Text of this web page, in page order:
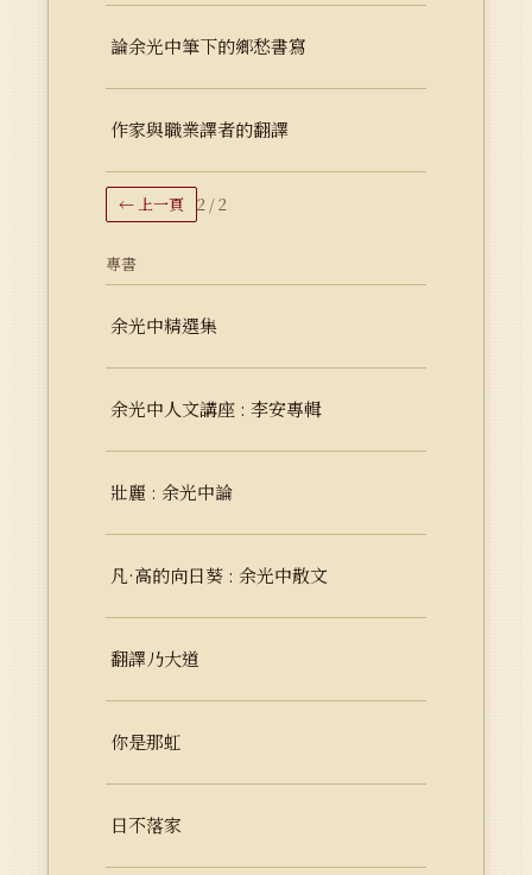
論余光中筆下的鄉愁書寫
作家與職業譯者的翻譯
← 上一頁 2 / 2
專書
余光中精選集
余光中人文講座 : 李安專輯
壯麗 : 余光中論
凡·高的向日葵 : 余光中散文
翻譯乃大道
你是那虹
日不落家